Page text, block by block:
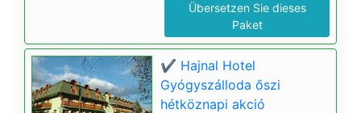
Übersetzen Sie dieses
Paket
✔️ Hajnal Hotel
Gyógyszálloda őszi
hétköznapi akció